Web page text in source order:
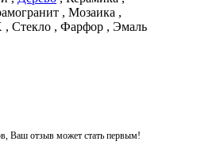
, Мозаика ,
, Стекло , Фарфор , Эмаль
Ваш отзыв может стать первым!